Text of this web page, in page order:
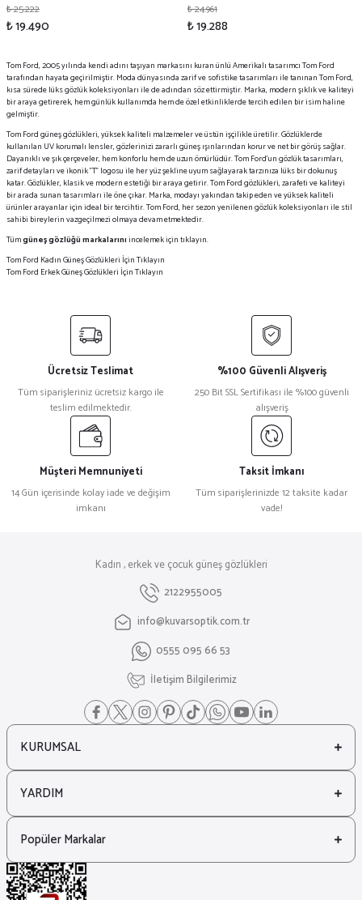
₺ 25.222
₺ 19.490
₺ 24.961
₺ 19.288
Tom Ford, 2005 yılında kendi adını taşıyan markasını kuran ünlü Amerikalı tasarımcı Tom Ford
tarafından hayata geçirilmiştir. Moda dünyasında zarif ve sofistike tasarımları ile tanınan Tom Ford,
kısa sürede lüks gözlük koleksiyonları ile de adından söz ettirmiştir. Marka, modern şıklık ve kaliteyi
bir araya getirerek, hem günlük kullanımda hem de özel etkinliklerde tercih edilen bir isim haline
gelmiştir.
Tom Ford güneş gözlükleri, yüksek kaliteli malzemeler ve üstün işçilikle üretilir. Gözlüklerde
kullanılan UV korumalı lensler, gözlerinizi zararlı güneş ışınlarından korur ve net bir görüş sağlar.
Dayanıklı ve şık çerçeveler, hem konforlu hem de uzun ömürlüdür. Tom Ford'un gözlük tasarımları,
zarif detayları ve ikonik "T" logosu ile her yüz şekline uyum sağlayarak tarzınıza lüks bir dokunuş
katar. Gözlükler, klasik ve modern estetiği bir araya getirir. Tom Ford gözlükleri, zarafeti ve kaliteyi
bir arada sunan tasarımları ile öne çıkar. Marka, modayı yakından takip eden ve yüksek kaliteli
ürünler arayanlar için ideal bir tercihtir. Tom Ford, her sezon yenilenen gözlük koleksiyonları ile stil
sahibi bireylerin vazgeçilmezi olmaya devam etmektedir.
Tümgüneş gözlüğü markalarınıincelemek için tıklayın.
Tom Ford Kadın Güneş Gözlükleri İçin Tıklayın
Tom Ford Erkek Güneş Gözlükleri İçin Tıklayın
Ücretsiz Teslimat
Tüm siparişleriniz ücretsiz kargo ile
teslim edilmektedir.
%100 Güvenli Alışveriş
250 Bit SSL Sertifikası ile %100 güvenli
alışveriş
Müşteri Memnuniyeti
14 Gün içerisinde kolay iade ve değişim
imkanı
Taksit İmkanı
Tüm siparişlerinizde 12 taksite kadar
vade!
Kadın , erkek ve çocuk güneş gözlükleri
2122955005
info@kuvarsoptik.com.tr
0555 095 66 53
İletişim Bilgilerimiz
KURUMSAL
YARDIM
Popüler Markalar